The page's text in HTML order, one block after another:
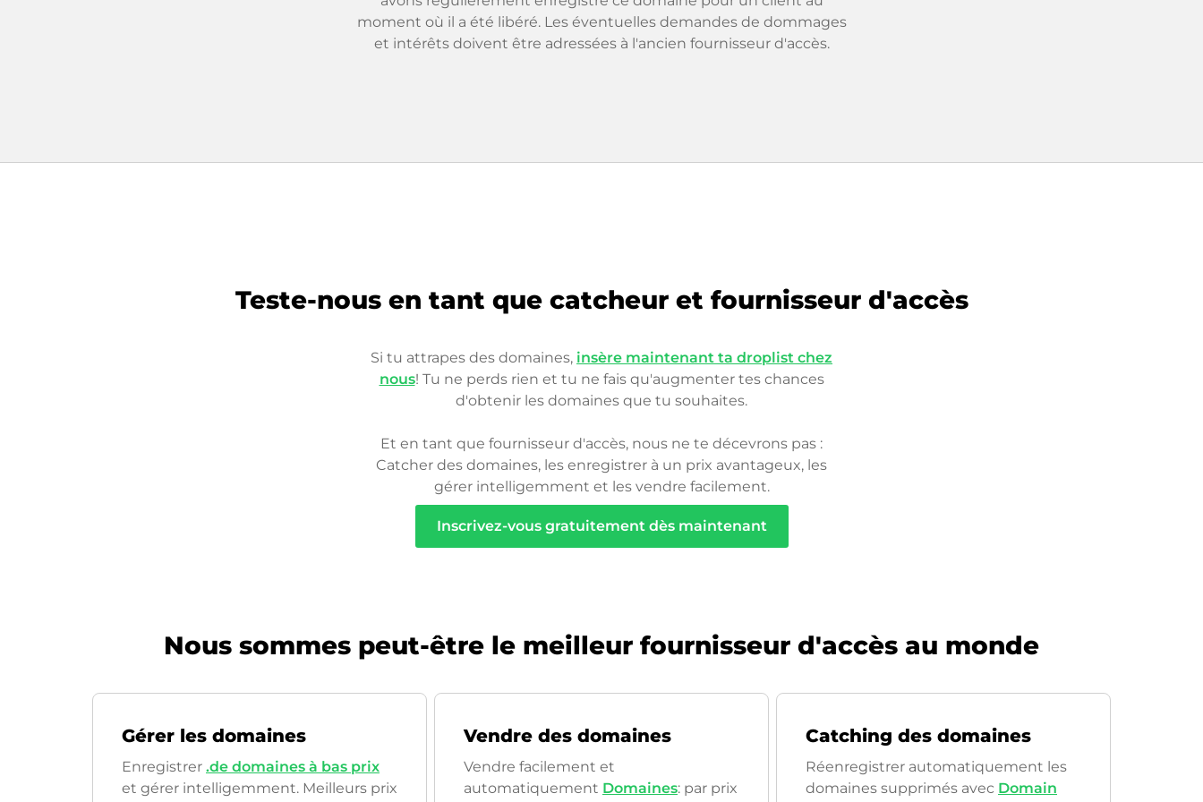
moment où il a été libéré. Les éventuelles demandes de dommages
et intérêts doivent être adressées à l'ancien fournisseur d'accès.
Teste-nous en tant que catcheur et fournisseur d'accès
Si tu attrapes des domaines, insère maintenant ta droplist chez
nous! Tu ne perds rien et tu ne fais qu'augmenter tes chances
d'obtenir les domaines que tu souhaites.
Et en tant que fournisseur d'accès, nous ne te décevrons pas :
Catcher des domaines, les enregistrer à un prix avantageux, les
gérer intelligemment et les vendre facilement.
Inscrivez-vous gratuitement dès maintenant
Nous sommes peut-être le meilleur fournisseur d'accès au monde
Gérer les domaines
Enregistrer .de domaines à bas prix
et gérer intelligemment. Meilleurs prix
Vendre des domaines
Vendre facilement et
automatiquement Domaines: par prix
Catching des domaines
Réenregistrer automatiquement les
domaines supprimés avec Domain